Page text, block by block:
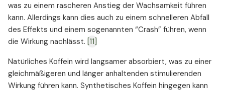
was zu einem rascheren Anstieg der Wachsamkeit führen
kann. Allerdings kann dies auch zu einem schnelleren Abfall
des Effekts und einem sogenannten “Crash” führen, wenn
die Wirkung nachlässt. [11]
Natürliches Koffein wird langsamer absorbiert, was zu einer
gleichmäßigeren und länger anhaltenden stimulierenden
Wirkung führen kann. Synthetisches Koffein hingegen kann